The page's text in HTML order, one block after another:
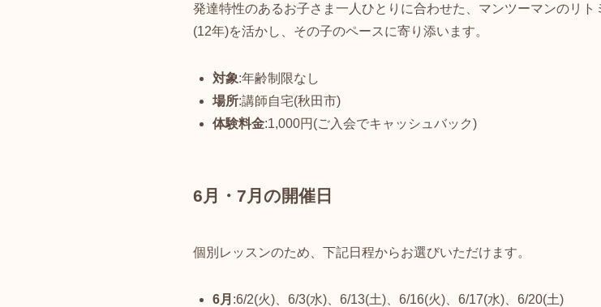
発達特性のあるお子さま一人ひとりに合わせた、マンツーマンのリ
(12年)を活かし、その子のペースに寄り添います。
対象:年齢制限なし
場所:講師自宅(秋田市)
体験料金:1,000円(ご入会でキャッシュバック)
6月・7月の開催日
個別レッスンのため、下記日程からお選びいただけます。
6月 :6/2(火)、6/3(水)、6/13(土)、6/16(火)、6/17(水)、6/20(土)